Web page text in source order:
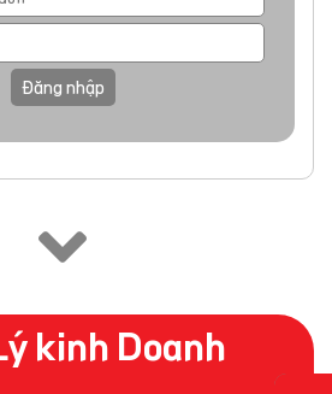
Đăng nhập
kinh Doanh